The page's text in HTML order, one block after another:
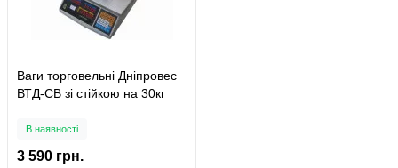
Ваги торговельні Дніпровес
ВТД-СВ зі стійкою на 30кг
В наявності
3 590 грн.